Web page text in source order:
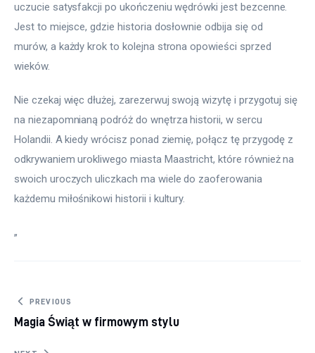
uczucie satysfakcji po ukończeniu wędrówki jest bezcenne.
Jest to miejsce, gdzie historia dosłownie odbija się od
murów, a każdy krok to kolejna strona opowieści sprzed
wieków.
Nie czekaj więc dłużej, zarezerwuj swoją wizytę i przygotuj się
na niezapomnianą podróż do wnętrza historii, w sercu
Holandii. A kiedy wrócisz ponad ziemię, połącz tę przygodę z
odkrywaniem urokliwego miasta Maastricht, które również na
swoich uroczych uliczkach ma wiele do zaoferowania
każdemu miłośnikowi historii i kultury.
„
Nawigacja wpisu
PREVIOUS
Magia Świąt w firmowym stylu